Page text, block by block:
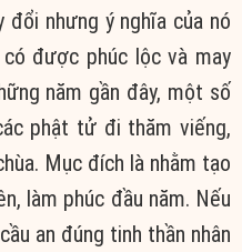
nhưng ý nghĩa của nó
được phúc lộc và may
năm gần đây, một số
phật tử đi thăm viếng,
Mục đích là nhằm tạo
làm phúc đầu năm. Nếu
an đúng tinh thần nhân